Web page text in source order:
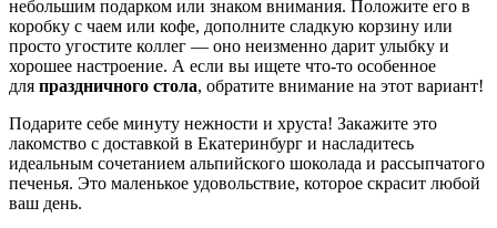
небольшим подарком или знаком внимания. Положите его в
коробку с чаем или кофе, дополните сладкую корзину или
просто угостите коллег — оно неизменно дарит улыбку и
хорошее настроение. А если вы ищете что-то особенное
для праздничного стола, обратите внимание на этот вариант!
Подарите себе минуту нежности и хруста! Закажите это
лакомство с доставкой в Екатеринбург и насладитесь
идеальным сочетанием альпийского шоколада и рассыпчатого
печенья. Это маленькое удовольствие, которое скрасит любой
ваш день.